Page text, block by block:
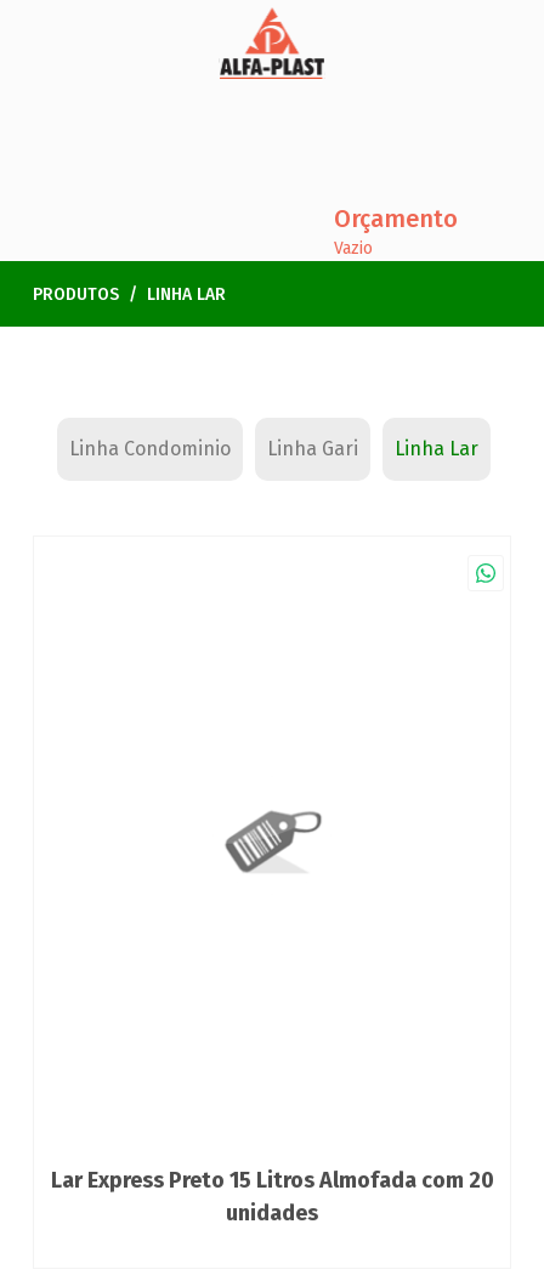
Orçamento
Vazio
PRODUTOS LINHA LAR
Linha Condominio Linha Gari Linha Lar
Lar Express Preto 15 Litros Almofada com 20
unidades